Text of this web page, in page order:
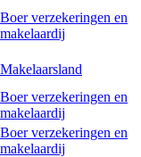
Boer verzekeringen en
makelaardij
Makelaarsland
Boer verzekeringen en
makelaardij
Boer verzekeringen en
makelaardij